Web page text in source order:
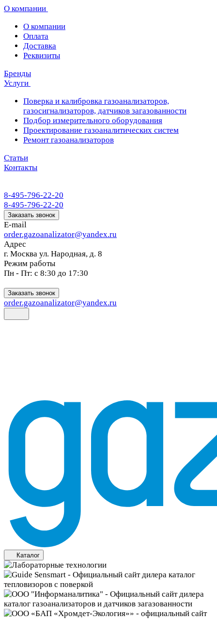
О компании
О компании
Оплата
Доставка
Реквизиты
Бренды
Услуги
Поверка и калибровка газоанализаторов,
газосигнализаторов, датчиков загазованности
Подбор измерительного оборудования
Проектирование газоаналитических систем
Ремонт газоанализаторов
Статьи
Контакты
8-495-796-22-20
8-495-796-22-20
Заказать звонок
E-mail
order.gazoanalizator@yandex.ru
Адрес
г. Москва ул. Народная, д. 8
Режим работы
Пн - Пт: с 8:30 до 17:30
Заказать звонок
order.gazoanalizator@yandex.ru
Каталог